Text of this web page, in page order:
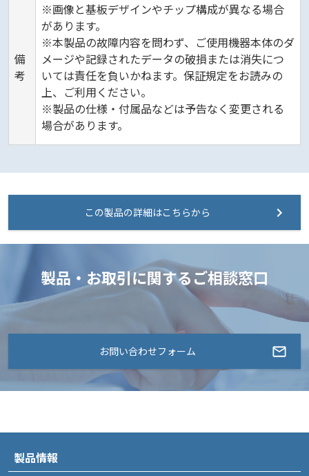
備
考
※画像と基板デザインやチップ構成が異なる場合
があります。
※本製品の故障内容を問わず、ご使用機器本体のダ
メージや記録されたデータの破損または消失につ
いては責任を負いかねます。保証規定をお読みの
上、ご利用ください。
※製品の仕様・付属品などは予告なく変更される
場合があります。
この製品の詳細はこちらから
製品・お取引に関するご相談窓口
お問い合わせフォーム
製品情報